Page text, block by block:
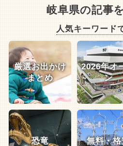
岐阜県の記事
人気キーワード
厳選お出かけ
まとめ
2026年オ
ン
恐竜 無料・